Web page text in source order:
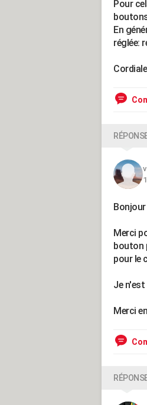
Pour
En
réglée:
Bonjour
Merci
bouton
pour le
Je
Merci